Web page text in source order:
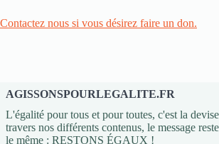
Contactez nous si vous désirez faire un don.
AGISSONSPOURLEGALITE.FR
L'égalité pour tous et pour toutes, c'est la
travers nos différents contenus, le message
le même : RESTONS ÉGAUX !